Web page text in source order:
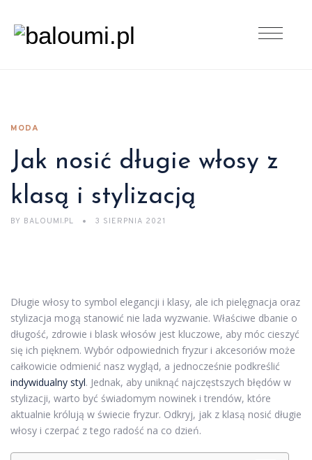
MODA
Jak nosić długie włosy z
klasą i stylizacją
BY BALOUMI.PL 3 SIERPNIA 2021
Długie włosy to symbol elegancji i klasy, ale ich pielęgnacja oraz
stylizacja mogą stanowić nie lada wyzwanie. Właściwe dbanie o
długość, zdrowie i blask włosów jest kluczowe, aby móc cieszyć
się ich pięknem. Wybór odpowiednich fryzur i akcesoriów może
całkowicie odmienić nasz wygląd, a jednocześnie podkreślić
indywidualny styl. Jednak, aby uniknąć najczęstszych błędów w
stylizacji, warto być świadomym nowinek i trendów, które
aktualnie królują w świecie fryzur. Odkryj, jak z klasą nosić długie
włosy i czerpać z tego radość na co dzień.